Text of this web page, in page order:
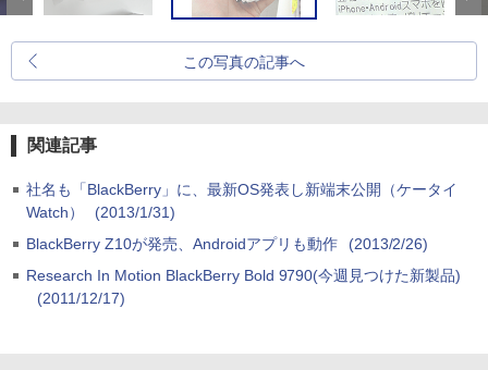
この写真の記事へ
関連記事
社名も「BlackBerry」に、最新OS発表し新端末公開（ケータイ
Watch）
(2013/1/31)
BlackBerry Z10が発売、Androidアプリも動作
(2013/2/26)
Research In Motion BlackBerry Bold 9790(今週見つけた新製品)
(2011/12/17)